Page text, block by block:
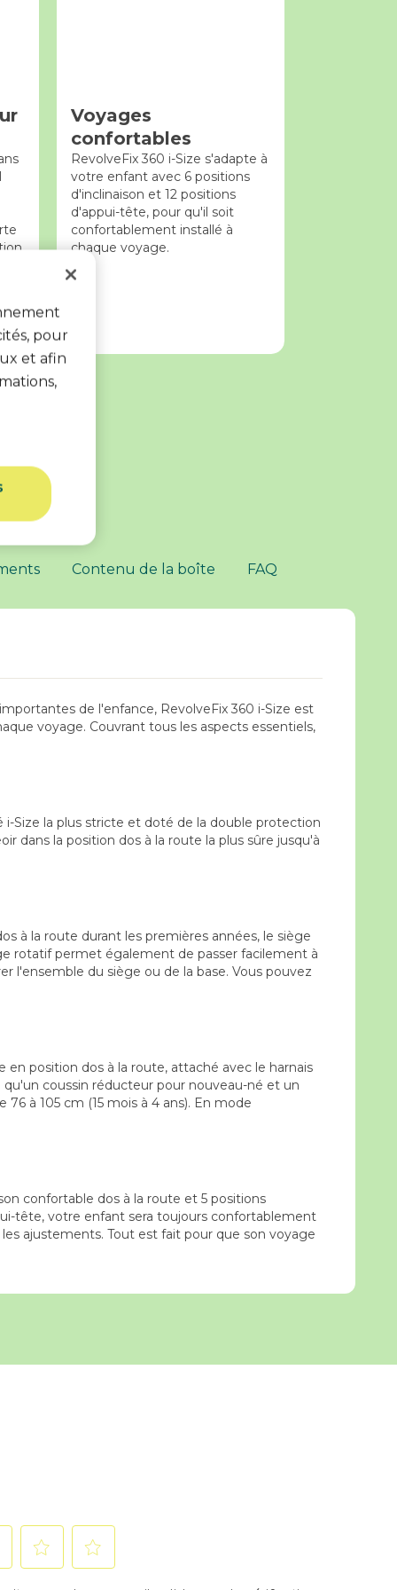
pour
et afin
de l'enfance, RevolveFix 360 i-Size est
voyage. Couvrant tous les aspects essentiels,
Size la plus stricte et doté de la double protection
dans la position dos à la route la plus sûre jusqu'à
à la route durant les premières années, le siège
rotatif permet également de passer facilement à
l'ensemble du siège ou de la base. Vous pouvez
en position dos à la route, attaché avec le harnais
qu'un coussin réducteur pour nouveau-né et un
à 105 cm (15 mois à 4 ans). En mode
confortable dos à la route et 5 positions
tête, votre enfant sera toujours confortablement
ajustements. Tout est fait pour que son voyage
Contenu de la boîte FAQ
Voyages
confortables
RevolveFix 360 i-Size s'adapte à
votre enfant avec 6 positions
d'inclinaison et 12 positions
d'appui-tête, pour qu'il soit
confortablement installé à
chaque voyage.